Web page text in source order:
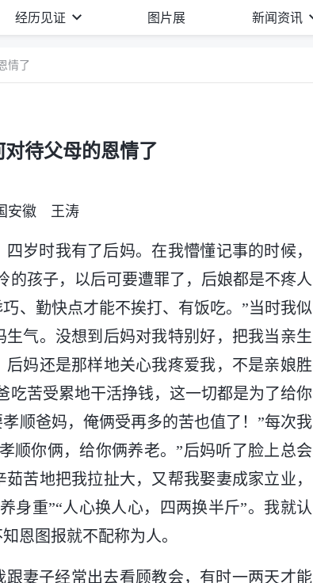
经历见证 图片展 新闻资讯
情了
待父母的恩情了
安徽 王涛
岁时我有了后妈。在我懵懂记事的时候，
的孩子，以后可要遭罪了，后娘都是不疼人
、勤快点才能不挨打、有饭吃。”当时我似
气。没想到后妈对我特别好，把我当亲生
妈还是那样地关心我疼爱我，不是亲娘胜
吃苦受累地干活挣钱，这一切都是为了给你
顺爸妈，俺俩受再多的苦也值了！”每次我
顺你俩，给你俩养老。”后妈听了脸上总会
苦地把我拉扯大，又帮我娶妻成家立业，
身重”“人心换人心，四两换半斤”。我就认
恩图报就不配称为人。
妻子经常出去看顾教会，有时一两天才能